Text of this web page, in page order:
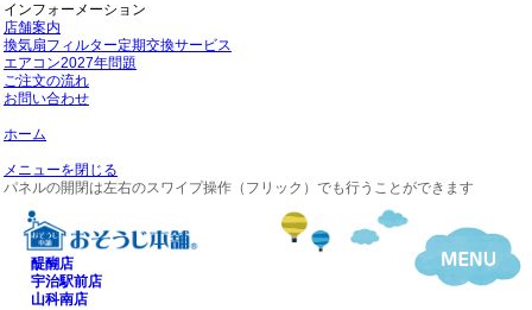
インフォーメーション
店舗案内
換気扇フィルター定期交換サービス
エアコン2027年問題
ご注文の流れ
お問い合わせ
ホーム
メニューを閉じる
パネルの開閉は左右のスワイプ操作（フリック）でも行うことができます
醍醐店
宇治駅前店
山科南店